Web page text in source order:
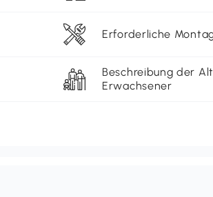
Erforderliche
Beschreibung der
Erwachsener